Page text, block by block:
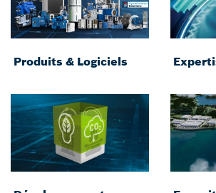
Produits & Logiciels